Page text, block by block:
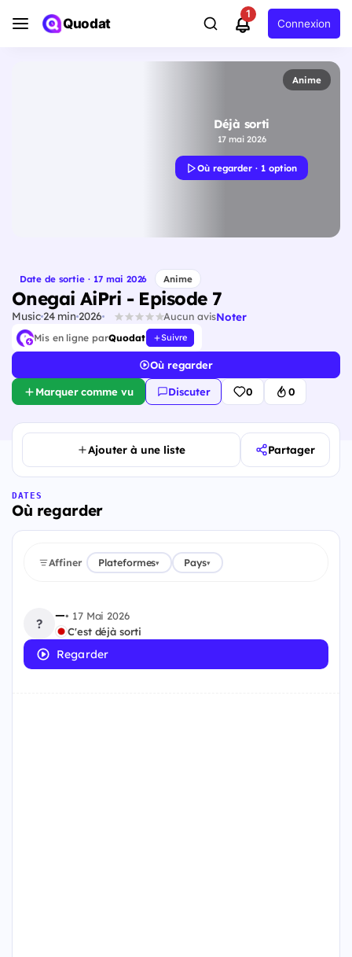
Quodat
1
Connexion
Anime
Déjà sorti
17 mai 2026
Où regarder · 1 option
Date de sortie · 17 mai 2026 Anime
Onegai AiPri - Episode 7
Music24 min 2026 Aucun avisNoter
Mis en ligne parQuodat Suivre
Où regarder
Marquer comme vu Discuter 0 0
Ajouter à une liste Partager
DATES
Où regarder
Affiner Plateformes▾ Pays▾
?
—• 17 Mai 2026
C'est déjà sorti
Regarder